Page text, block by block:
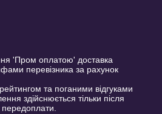
'Пром оплатою' доставка
перевізника за рахунок
та поганими відгуками
здійснюється тільки після
передоплати.